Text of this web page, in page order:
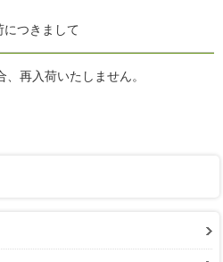
につきまして
再入荷いたしません。